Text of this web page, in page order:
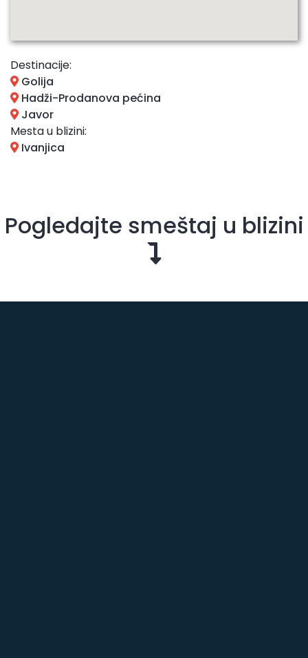
Destinacije:
Golija
Hadži-Prodanova pećina
Javor
Mesta u blizini:
Ivanjica
Pogledajte smeštaj u blizini